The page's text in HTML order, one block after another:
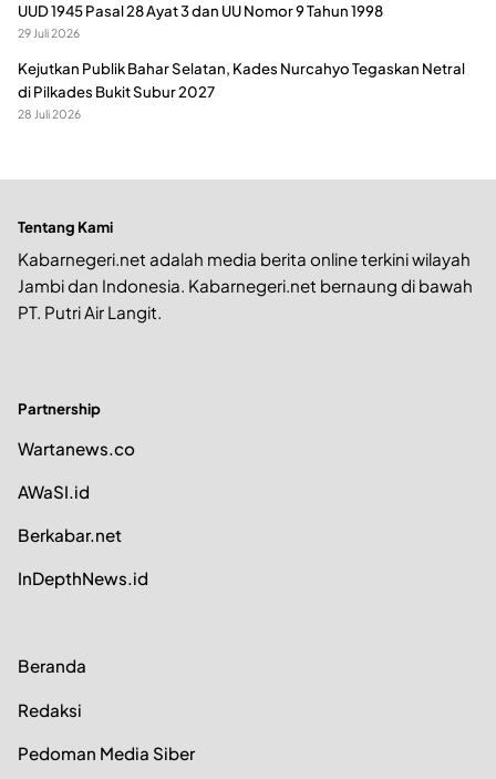
UUD 1945 Pasal 28 Ayat 3 dan UU Nomor 9 Tahun 1998
29 Juli 2026
Kejutkan Publik Bahar Selatan, Kades Nurcahyo Tegaskan Netral
di Pilkades Bukit Subur 2027
28 Juli 2026
Tentang Kami
Kabarnegeri.net adalah media berita online terkini wilayah
Jambi dan Indonesia. Kabarnegeri.net bernaung di bawah
PT. Putri Air Langit.
Partnership
Wartanews.co
AWaSI.id
Berkabar.net
InDepthNews.id
Beranda
Redaksi
Pedoman Media Siber